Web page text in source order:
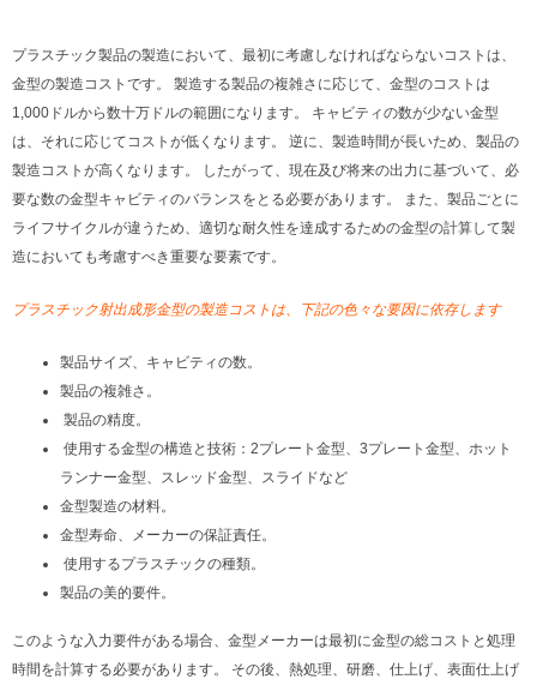
プラスチック製品の製造において、最初に考慮しなければならないコストは、
金型の製造コストです。 製造する製品の複雑さに応じて、金型のコストは
1,000ドルから数十万ドルの範囲になります。 キャビティの数が少ない金型
は、それに応じてコストが低くなります。 逆に、製造時間が長いため、製品の
製造コストが高くなります。 したがって、現在及び将来の出力に基づいて、必
要な数の金型キャビティのバランスをとる必要があります。 また、製品ごとに
ライフサイクルが違うため、適切な耐久性を達成するための金型の計算して製
造においても考慮すべき重要な要素です。
プラスチック射出成形金型の製造コストは、下記の色々な要因に依存します
製品サイズ、キャビティの数。
製品の複雑さ。
製品の精度。
使用する金型の構造と技術：2プレート金型、3プレート金型、ホット
ランナー金型、スレッド金型、スライドなど
金型製造の材料。
金型寿命、メーカーの保証責任。
使用するプラスチックの種類。
製品の美的要件。
このような入力要件がある場合、金型メーカーは最初に金型の総コストと処理
時間を計算する必要があります。 その後、熱処理、研磨、仕上げ、表面仕上げ